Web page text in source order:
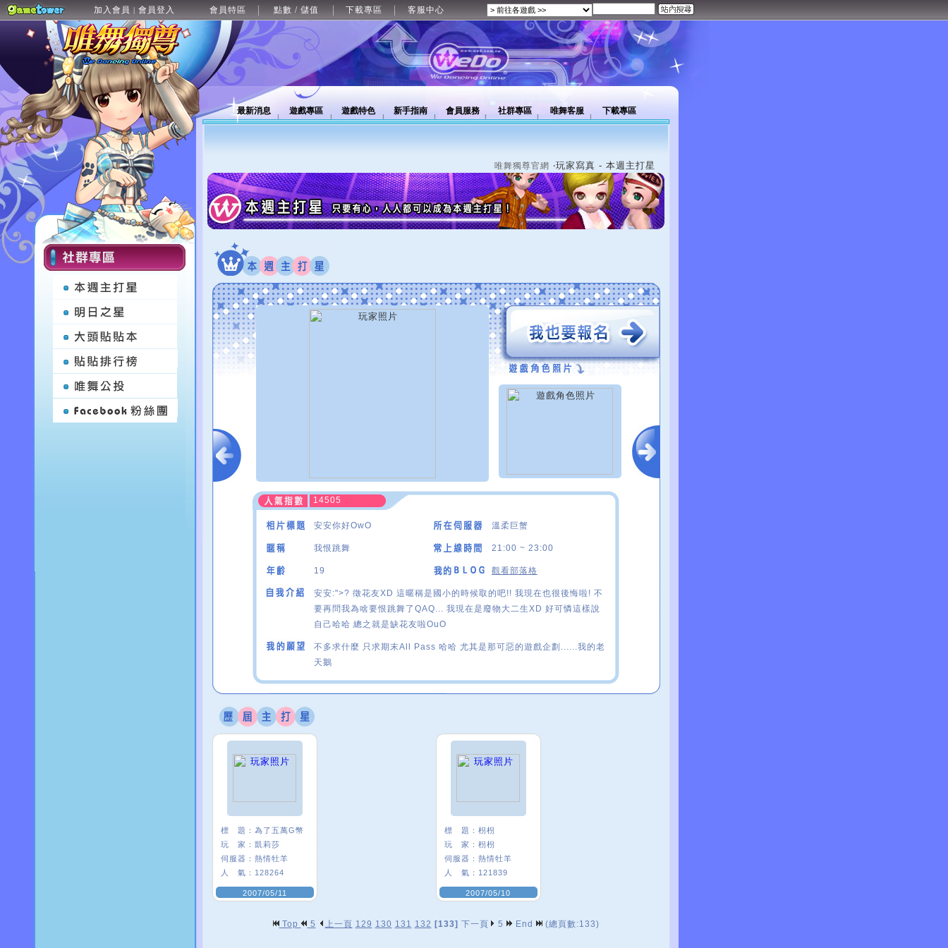
加入會員 | 會員登入 會員特區 點數 / 儲值 下載專區 客服中心
最新消息 遊戲專區 遊戲特色 新手指南 會員服務 社群專區 唯舞客服 下載專區
唯舞獨尊官網 ‧玩家寫真 - 本週主打星
14505
安安你好OwO 溫柔巨蟹
我恨跳舞 21:00 ~ 23:00
19 觀看部落格
安安:">? 徵花友XD 這暱稱是國小的時候取的吧!! 我現在也很後悔啦! 不
要再問我為啥要恨跳舞了QAQ... 我現在是廢物大二生XD 好可憐這樣說
自己哈哈 總之就是缺花友啦OuO
不多求什麼 只求期末All Pass 哈哈 尤其是那可惡的遊戲企劃......我的老
天鵝
標 題： 為了五萬G幣
玩 家： 凱莉莎
伺服器： 熱情牡羊
人 氣： 128264
2007/05/11
標 題： 枴枴
玩 家： 枴枴
伺服器： 熱情牡羊
人 氣： 121839
2007/05/10
Top 5 上一頁 129 130 131 132 [133] 下一頁 5 End (總頁數:133)